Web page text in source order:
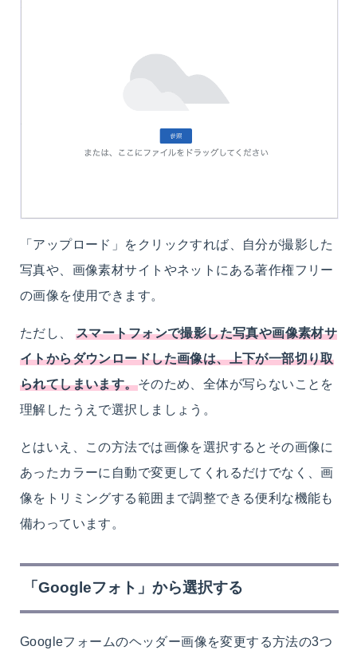
「アップロード」をクリックすれば、自分が撮影した
写真や、画像素材サイトやネットにある著作権フリー
の画像を使用できます。
ただし、スマートフォンで撮影した写真や画像素材サ
イトからダウンロードした画像は、上下が一部切り取
られてしまいます。そのため、全体が写らないことを
理解したうえで選択しましょう。
とはいえ、この方法では画像を選択するとその画像に
あったカラーに自動で変更してくれるだけでなく、画
像をトリミングする範囲まで調整できる便利な機能も
備わっています。
「Googleフォト」から選択する
Googleフォームのヘッダー画像を変更する方法の3つ